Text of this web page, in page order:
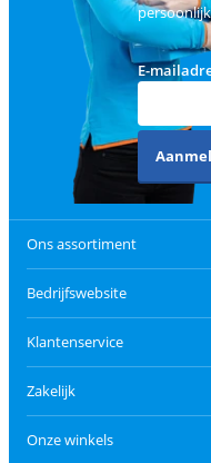
E-
Ons assortiment
Bedrijfswebsite
Klantenservice
Zakelijk
Onze winkels